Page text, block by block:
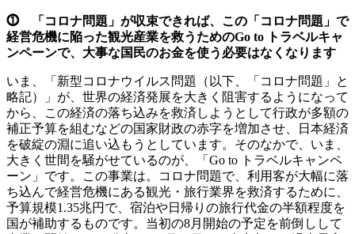
⓵ 「コロナ問題」が収束できれば、この「コロナ問題」で
経営危機に陥った観光産業を救うためのGo to トラベルキャ
ンペーンで、大事な国民のお金を使う必要はなくなります
いま、「新型コロナウイルス問題（以下、「コロナ問題」と
略記）」が、世界の経済発展を大きく阻害するようになって
から、この経済の落ち込みを救済しようとして行政が多額の
補正予算を組むなどの国家財政の赤字を増加させ、日本経済
を破綻の淵に追い込もうとしています。そのなかで、いま、
大きく世間を騒がせているのが、「Go to トラベルキャンペ
ーン」です。この事業は。コロナ問題で、利用客が大幅に落
ち込んで経営危機にある観光・旅行業界を救済するために、
予算規模1.35兆円で、宿泊や日帰りの旅行代金の半額程度を
国が補助するものです。当初の8月開始の予定を前倒しして